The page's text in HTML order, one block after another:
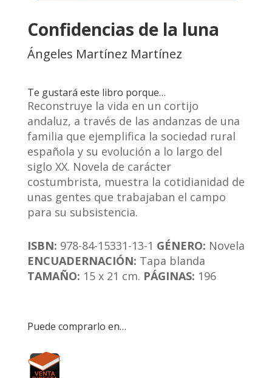
Confidencias de la luna
Ángeles Martínez Martínez
Te gustará este libro porque…
Reconstruye la vida en un cortijo
andaluz, a través de las andanzas de una
familia que ejemplifica la sociedad rural
española y su evolución a lo largo del
siglo XX. Novela de carácter
costumbrista, muestra la cotidianidad de
unas gentes que trabajaban el campo
para su subsistencia.
ISBN: 978-84-15331-13-1 GÉNERO: Novela
ENCUADERNACIÓN: Tapa blanda
TAMAÑO: 15 x 21 cm. PÁGINAS: 196
Puede comprarlo en…